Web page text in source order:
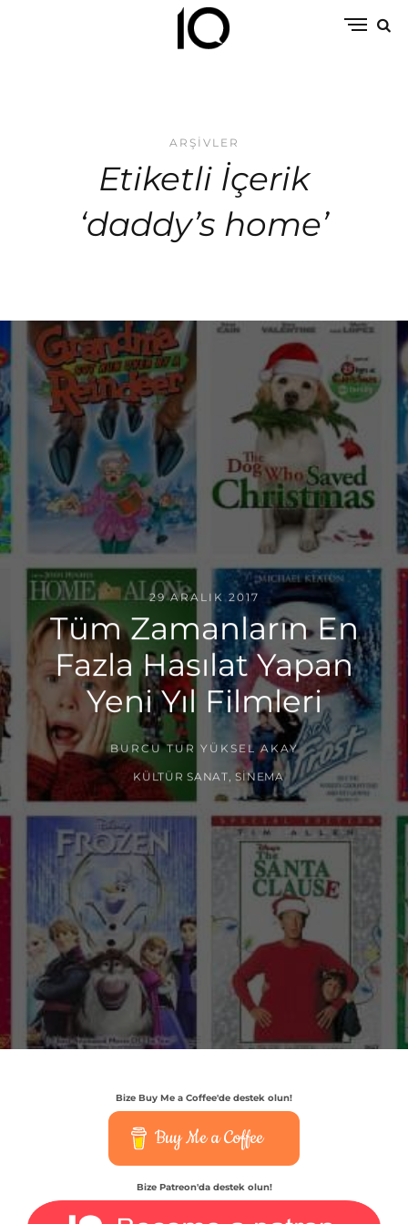
ARŞIVLER
Etiketli İçerik
‘daddy’s home’
29 ARALIK 2017
Tüm Zamanların En
Fazla Hasılat Yapan
Yeni Yıl Filmleri
BURCU TUR YÜKSEL AKAY
KÜLTÜR SANAT ,SINEMA
Bize Buy Me a Coffee'de destek olun!
Buy Me a Coffee
Bize Patreon'da destek olun!